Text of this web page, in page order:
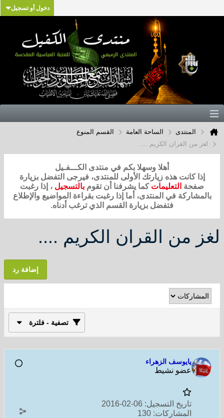
دخول أو تسجيل
المنتدى الساحة العامة
القسم المنوع
لغز من القران الكريم ....
أهلا وسهلا بكم في منتدى الكـــفـيل
إذا كانت هذه زيارتك الأولى للمنتدى، فيرجى التفضل بزيارة
صفحة التعليمات كما يشرفنا أن تقوم بالتسجيل ، إذا رغبت
بالمشاركة في المنتدى، أما إذا رغبت بقراءة المواضيع والإطلاع
فتفضل بزيارة القسم الذي ترغب أدناه.
لغز من القران الكريم ....
إضافة رد
تصفية - فلترة
يايوسف الزهراء
عضو نشيط
تاريخ التسجيل: 06-02-2016
المشاركات: 130